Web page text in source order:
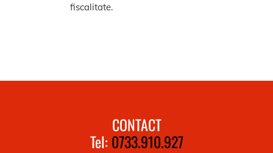
fiscalitate.
CONTACT
Tel: 0733.910.927